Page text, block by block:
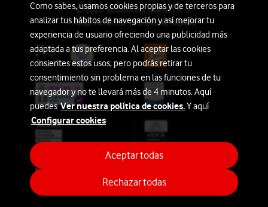
© 2026 Vodafone España S.A.U.
Avda. América 115, 28042 Madrid
Como sabes, usamos cookies propias y de terceros para
analizar tus hábitos de navegación y así mejorar tu
experiencia de usuario ofreciendo una publicidad más
adaptada a tus preferencia. Al aceptar las cookies
consientes estos usos, pero podrás retirar tu
consentimiento sin problema en las funciones de tu
navegador y no te llevará más de 4 minutos. Aquí
puedesVer nuestra política de cookies.Y aquí
Configurar cookies
Rechazar todas
Aceptar todas